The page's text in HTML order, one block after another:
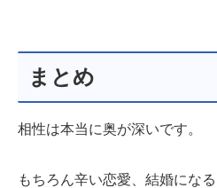
まとめ
相性は本当に奥が深いです。
もちろん辛い恋愛、結婚にな